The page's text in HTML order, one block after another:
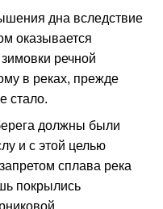
дна вследствие
оказывается
речной
в реках, прежде
стало.
должны были
и с этой целью
сплава река
покрылись